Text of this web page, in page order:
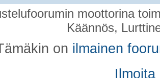
moottorina
Käännös,
on ilmainen